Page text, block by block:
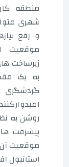
منطقه
شهری
و رفع
موقعیت
زیرساخت
به یک
گردشگری
روشن به
پیشرفت
موقعیت
استانبول